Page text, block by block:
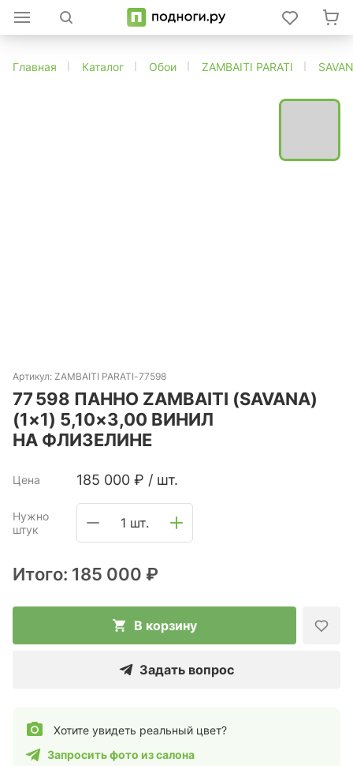
Главная Каталог Обои ZAMBAITI PARATI
Артикул: ZAMBAITI PARATI-77598
77 598 ПАННО ZAMBAITI (SAVANA)
(1×1) 5,10×3,00 ВИНИЛ
НА ФЛИЗЕЛИНЕ
Цена 185 000 ₽ / шт.
Нужно
штук
1 шт.
Итого: 185 000 ₽
В корзину
Задать вопрос
Хотите увидеть реальный цвет?
Запросить фото из салона